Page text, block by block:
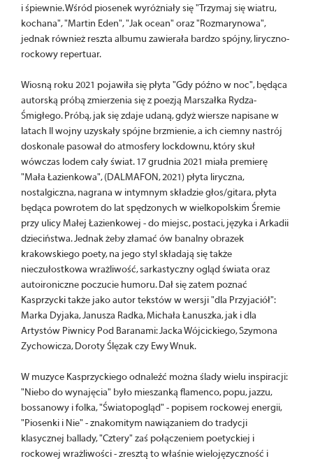
i śpiewnie. Wśród piosenek wyróżniały się "Trzymaj się wiatru,
kochana", "Martin Eden", "Jak ocean" oraz "Rozmarynowa",
jednak również reszta albumu zawierała bardzo spójny, liryczno-
rockowy repertuar.
Wiosną roku 2021 pojawiła się płyta "Gdy późno w noc", będąca
autorską próbą zmierzenia się z poezją Marszałka Rydza-
Śmigłego. Próbą, jak się zdaje udaną, gdyż wiersze napisane w
latach II wojny uzyskały spójne brzmienie, a ich ciemny nastrój
doskonale pasował do atmosfery lockdownu, który skuł
wówczas lodem cały świat. 17 grudnia 2021 miała premierę
"Mała Łazienkowa", (DALMAFON, 2021) płyta liryczna,
nostalgiczna, nagrana w intymnym składzie głos/gitara, płyta
będąca powrotem do lat spędzonych w wielkopolskim Śremie
przy ulicy Małej Łazienkowej - do miejsc, postaci, języka i Arkadii
dzieciństwa. Jednak żeby złamać ów banalny obrazek
krakowskiego poety, na jego styl składają się także
nieczułostkowa wrażliwość, sarkastyczny ogląd świata oraz
autoironiczne poczucie humoru. Dał się zatem poznać
Kasprzycki także jako autor tekstów w wersji "dla Przyjaciół":
Marka Dyjaka, Janusza Radka, Michała Łanuszka, jak i dla
Artystów Piwnicy Pod Baranami: Jacka Wójcickiego, Szymona
Zychowicza, Doroty Ślęzak czy Ewy Wnuk.
W muzyce Kasprzyckiego odnaleźć można ślady wielu inspiracji:
"Niebo do wynajęcia" było mieszanką flamenco, popu, jazzu,
bossanowy i folka, "Światopogląd" - popisem rockowej energii,
"Piosenki i Nie" - znakomitym nawiązaniem do tradycji
klasycznej ballady, "Cztery" zaś połączeniem poetyckiej i
rockowej wrażliwości - zresztą to właśnie wielojęzyczność i